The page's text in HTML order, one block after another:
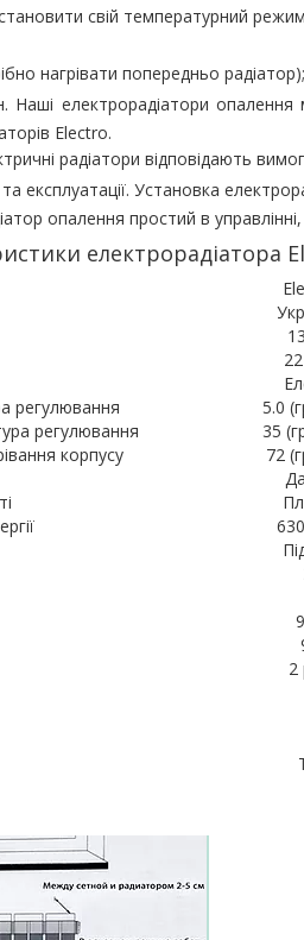
свій температурний
нагрівати попередньо радіатор);
Наші електрорадіатори
Electro.
радіатори відповідають
експлуатації. Установка
опалення простий в
електрорадіатора
1300
22
регулювання 5.0
регулювання 35
нагрівання корпусу 72
нагрівач Да
потужності
630.0
Підлоговий,
20
560
975
термін 2